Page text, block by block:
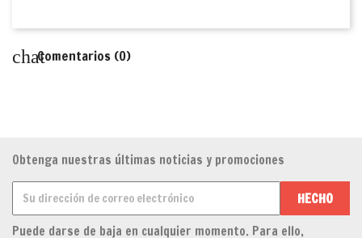
chatComentarios (0)
Obtenga nuestras últimas noticias y promociones
Puede darse de baja en cualquier momento. Para ello,